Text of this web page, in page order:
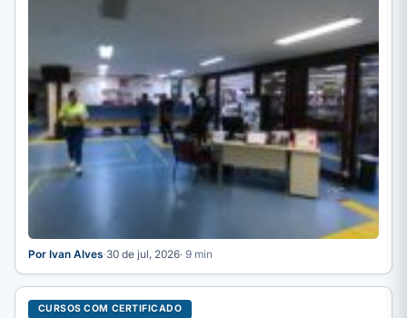
Por Ivan Alves·30 de jul, 2026· 9 min
CURSOS COM CERTIFICADO